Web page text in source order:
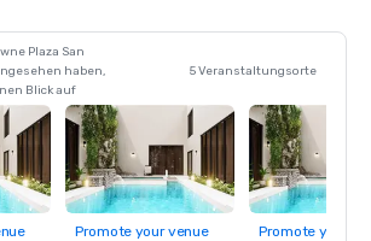
Plaza San
haben,
Blick auf
5 Veranstaltungsorte
Promote your venue Promote your